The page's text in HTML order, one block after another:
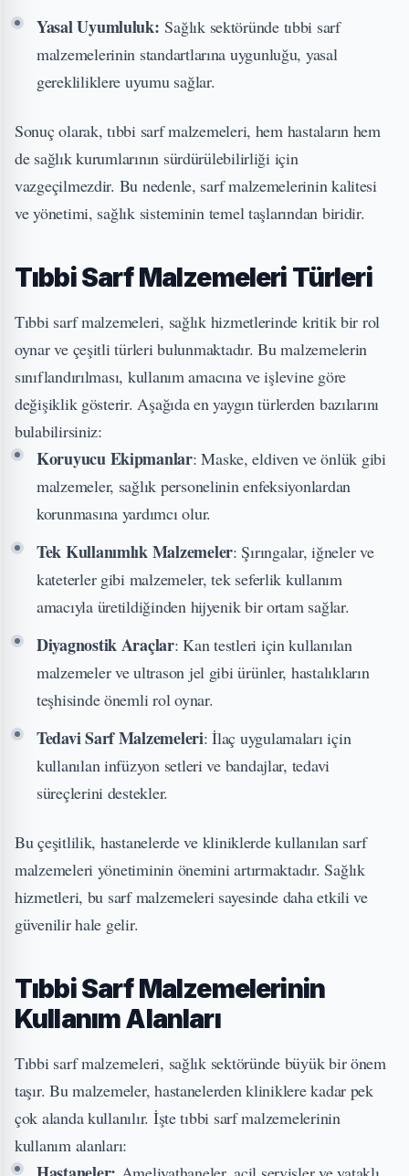
Yasal Uyumluluk: Sağlık sektöründe tıbbi sarf
malzemelerinin standartlarına uygunluğu, yasal
gerekliliklere uyumu sağlar.
Sonuç olarak, tıbbi sarf malzemeleri, hem hastaların hem
de sağlık kurumlarının sürdürülebilirliği için
vazgeçilmezdir. Bu nedenle, sarf malzemelerinin kalitesi
ve yönetimi, sağlık sisteminin temel taşlarından biridir.
Tıbbi Sarf Malzemeleri Türleri
Tıbbi sarf malzemeleri, sağlık hizmetlerinde kritik bir rol
oynar ve çeşitli türleri bulunmaktadır. Bu malzemelerin
sınıflandırılması, kullanım amacına ve işlevine göre
değişiklik gösterir. Aşağıda en yaygın türlerden bazılarını
bulabilirsiniz:
Koruyucu Ekipmanlar: Maske, eldiven ve önlük gibi
malzemeler, sağlık personelinin enfeksiyonlardan
korunmasına yardımcı olur.
Tek Kullanımlık Malzemeler: Şırıngalar, iğneler ve
kateterler gibi malzemeler, tek seferlik kullanım
amacıyla üretildiğinden hijyenik bir ortam sağlar.
Diyagnostik Araçlar: Kan testleri için kullanılan
malzemeler ve ultrason jel gibi ürünler, hastalıkların
teşhisinde önemli rol oynar.
Tedavi Sarf Malzemeleri: İlaç uygulamaları için
kullanılan infüzyon setleri ve bandajlar, tedavi
süreçlerini destekler.
Bu çeşitlilik, hastanelerde ve kliniklerde kullanılan sarf
malzemeleri yönetiminin önemini artırmaktadır. Sağlık
hizmetleri, bu sarf malzemeleri sayesinde daha etkili ve
güvenilir hale gelir.
Tıbbi Sarf Malzemelerinin
Kullanım Alanları
Tıbbi sarf malzemeleri, sağlık sektöründe büyük bir önem
taşır. Bu malzemeler, hastanelerden kliniklere kadar pek
çok alanda kullanılır. İşte tıbbi sarf malzemelerinin
kullanım alanları: